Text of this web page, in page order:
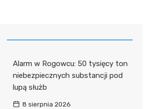
Alarm w Rogowcu: 50 tysięcy ton
niebezpiecznych substancji pod
lupą służb
8 sierpnia 2026